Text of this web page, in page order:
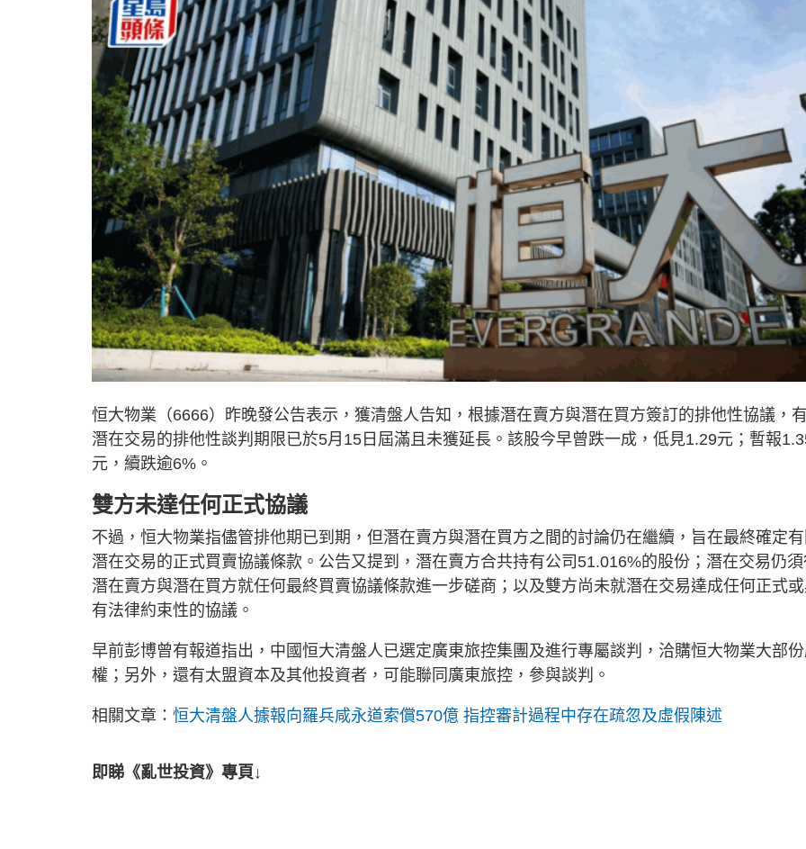
恒大物業（6666）昨晚發公告表示，獲清盤人告知，根據潛在賣方與潛在買方簽訂的排他性協議，
潛在交易的排他性談判期限已於5月15日屆滿且未獲延長。該股今早曾跌一成，低見1.29元；暫報
元，續跌逾6%。
雙方未達任何正式協議
不過，恒大物業指儘管排他期已到期，但潛在賣方與潛在買方之間的討論仍在繼續，旨在最終確定
潛在交易的正式買賣協議條款。公告又提到，潛在賣方合共持有公司51.016%的股份；潛在交易仍
潛在賣方與潛在買方就任何最終買賣協議條款進一步磋商；以及雙方尚未就潛在交易達成任何正式
有法律約束性的協議。
早前彭博曾有報道指出，中國恒大清盤人已選定廣東旅控集團及進行專屬談判，洽購恒大物業大部
權；另外，還有太盟資本及其他投資者，可能聯同廣東旅控，參與談判。
相關文章： 恒大清盤人據報向羅兵咸永道索償570億 指控審計過程中存在疏忽及虛假陳述
即睇《亂世投資》專頁↓